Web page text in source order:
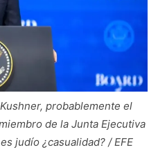
probablemente el
de la Junta Ejecutiva
judío ¿casualidad? / EFE